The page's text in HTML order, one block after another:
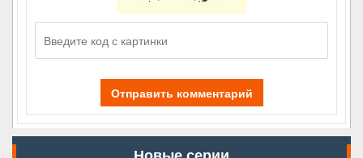
Отправить комментарий